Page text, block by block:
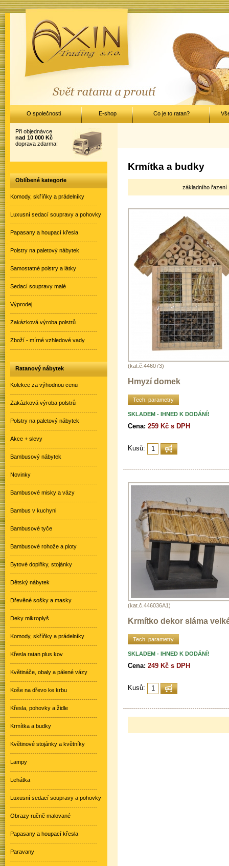
Krmítka a budky
základního
(kat.č.446073)
Hmyzí domek
Tech. parametry
SKLADEM - IHNED K DODÁNÍ!
Cena: 259 Kč s DPH
Kusů:
(kat.č.446036A1)
Krmítko dekor sláma
Tech. parametry
SKLADEM - IHNED K DODÁNÍ!
Cena: 249 Kč s DPH
Kusů:
Při objednávce
nad 10 000 Kč
doprava zdarma!
Oblíbené kategorie
Komody, skříňky a prádelníky
Luxusní sedací soupravy a pohovky
Papasany a houpací křesla
Polstry na paletový nábytek
Samostatné polstry a látky
Sedací soupravy malé
Výprodej
Zakázková výroba polstrů
Zboží - mírné vzhledové vady
Ratanový nábytek
Kolekce za výhodnou cenu
Zakázková výroba polstrů
Polstry na paletový nábytek
Akce + slevy
Bambusový nábytek
Novinky
Bambusové misky a vázy
Bambus v kuchyni
Bambusové tyče
Bambusové rohože a ploty
Bytové doplňky, stojánky
Dětský nábytek
Dřevěné sošky a masky
Deky mikroplyš
Komody, skříňky a prádelníky
Křesla ratan plus kov
Květináče, obaly a pálené vázy
Koše na dřevo ke krbu
Křesla, pohovky a židle
Krmítka a budky
Květinové stojánky a květníky
Lampy
Lehátka
Luxusní sedací soupravy a pohovky
Obrazy ručně malované
Papasany a houpací křesla
Paravany
O společnosti E-shop Co je to ratan?